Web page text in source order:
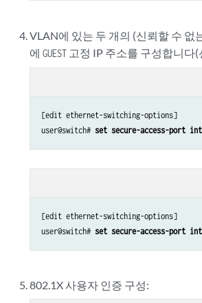
VLAN에 있는 두 개의 (신뢰할 수 없
에GUEST 고정 IP 주소를 구성합니다(
[edit ethernet-switching-options]
user@switch# set secure-access-port
[edit ethernet-switching-options]
user@switch# set secure-access-port
802.1X 사용자 인증 구성: